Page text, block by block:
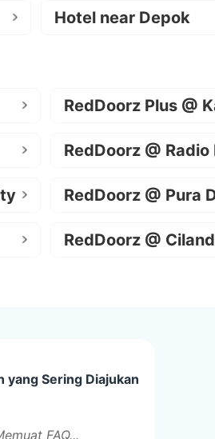
Hotel near Depok
RedDoorz Plus @
RedDoorz @ Radio
RedDoorz @ Pura
RedDoorz @
yang Sering Diajukan
FAQ...